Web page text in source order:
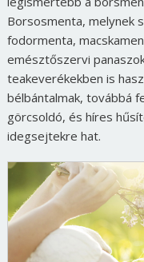
Borsosmenta, melynek
fodormenta,
emésztőszervi
teakeverékekben is
bélbántalmak, továbbá
görcsoldó, és híres
idegsejtekre hat.